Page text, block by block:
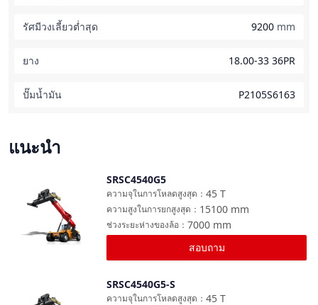
รัศมีวงเลี้ยวต่ำสุด 9200 mm
ยาง 18.00-33 36PR
ปั๊มน้ำมัน P2105S6163
แนะนำ
เปรียบเทียบ
SRSC4540G5
45 T
ความจุในการโหลดสูงสุด ：
15100 mm
ความสูงในการยกสูงสุด ：
7000 mm
ช่วงระยะห่างของล้อ ：
สอบถาม
เปรียบเทียบ
SRSC4540G5-S
45 T
ความจุในการโหลดสูงสุด ：